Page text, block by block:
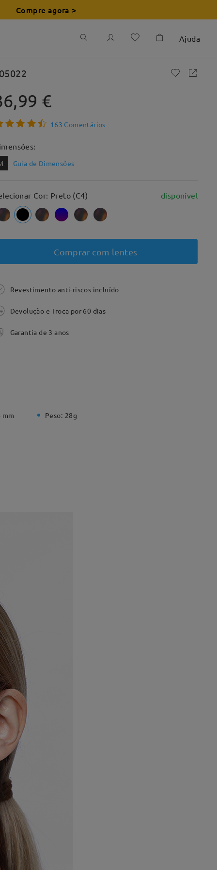
Compre agora >
Ajuda
€
163 Comentários
Guia de Dimensões
Cor: Preto (C4) disponível
Comprar com lentes
Revestimento anti-riscos incluído
Devolução e Troca por 60 dias
Garantia de 3 anos
mm Peso: 28g